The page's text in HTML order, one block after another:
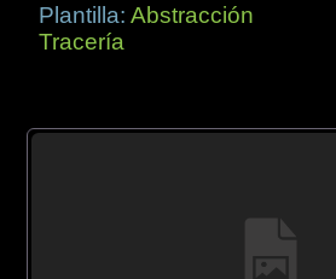
Plantilla:Abstracción
Tracería